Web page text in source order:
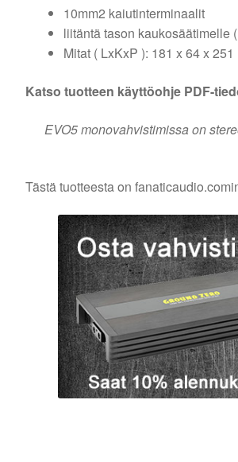
10mm2 kaiutinterminaalit
liitäntä tason kaukosäätimelle
Mitat ( LxKxP ): 181 x 64 x 251
Katso tuotteen käyttöohje PDF-
EVO5 monovahvistimissa on
Tästä tuotteesta on